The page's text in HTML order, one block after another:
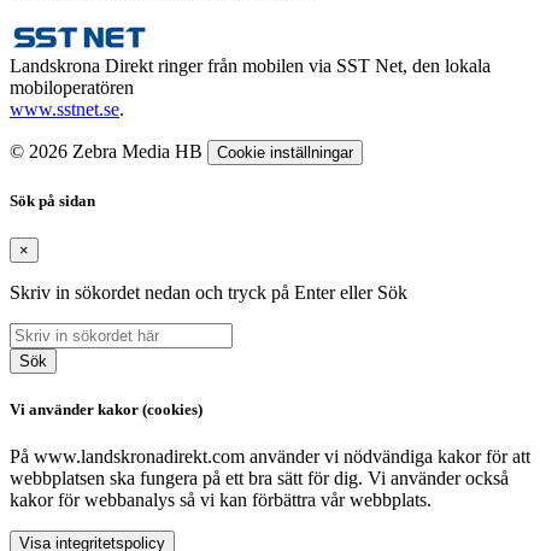
Landskrona Direkt ringer från mobilen via SST Net, den lokala
mobiloperatören
www.sstnet.se.
© 2026 Zebra Media HB Cookie inställningar
Sök på sidan
×
Skriv in sökordet nedan och tryck på Enter eller Sök
Sök
Vi använder kakor (cookies)
På www.landskronadirekt.com använder vi nödvändiga kakor för att
webbplatsen ska fungera på ett bra sätt för dig. Vi använder också
kakor för webbanalys så vi kan förbättra vår webbplats.
Visa integritetspolicy